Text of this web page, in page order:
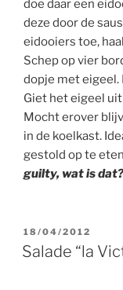
doe daar een
deze door de
eidooiers toe,
Schep op vier
dopje met eigeel.
Giet het eigeel
Mocht erover
in de koelkast.
gestold op te
guilty, wat is dat?
GEPLAATST
OP
18/04/2012
Salade “la